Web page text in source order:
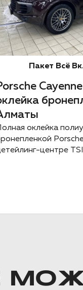
Пакет Всё
оклейка
центре